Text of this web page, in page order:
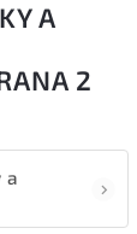
A
2
a